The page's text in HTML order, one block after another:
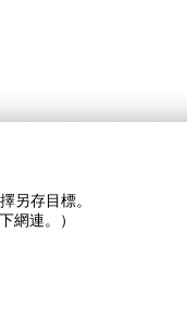
另存目標。
網連。）